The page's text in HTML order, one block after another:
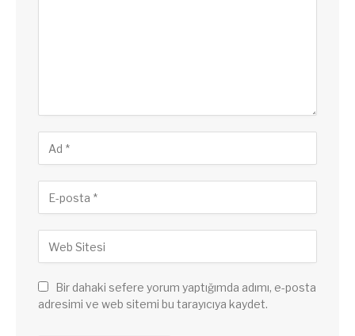
Bir dahaki sefere yorum yaptığımda adımı, e-posta
adresimi ve web sitemi bu tarayıcıya kaydet.